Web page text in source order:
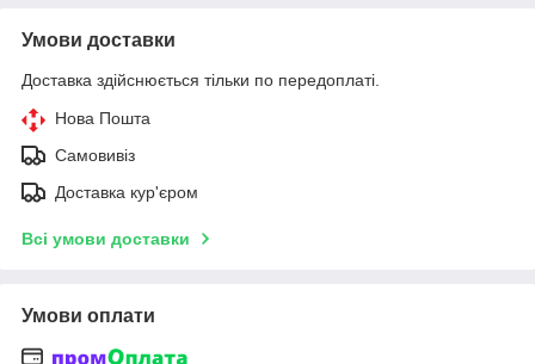
Умови доставки
Доставка здійснюється тільки по передоплаті.
Нова Пошта
Самовивіз
Доставка кур'єром
Всі умови доставки
Умови оплати